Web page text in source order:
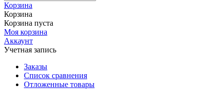
Корзина
Корзина
Корзина пуста
Моя корзина
Аккаунт
Учетная запись
Заказы
Список сравнения
Отложенные товары